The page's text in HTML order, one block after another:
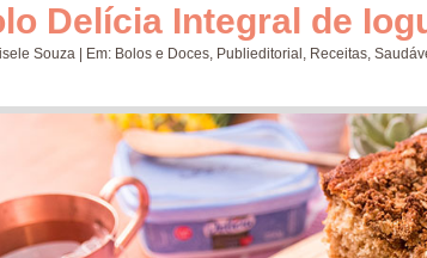
Delícia Integral de
Souza| Em: Bolos e Doces, Publieditorial , Receitas,